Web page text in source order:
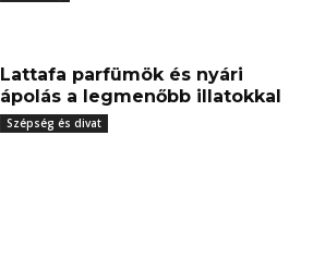
Lattafa parfümök és nyári
ápolás a legmenőbb illatokkal
Szépség és divat